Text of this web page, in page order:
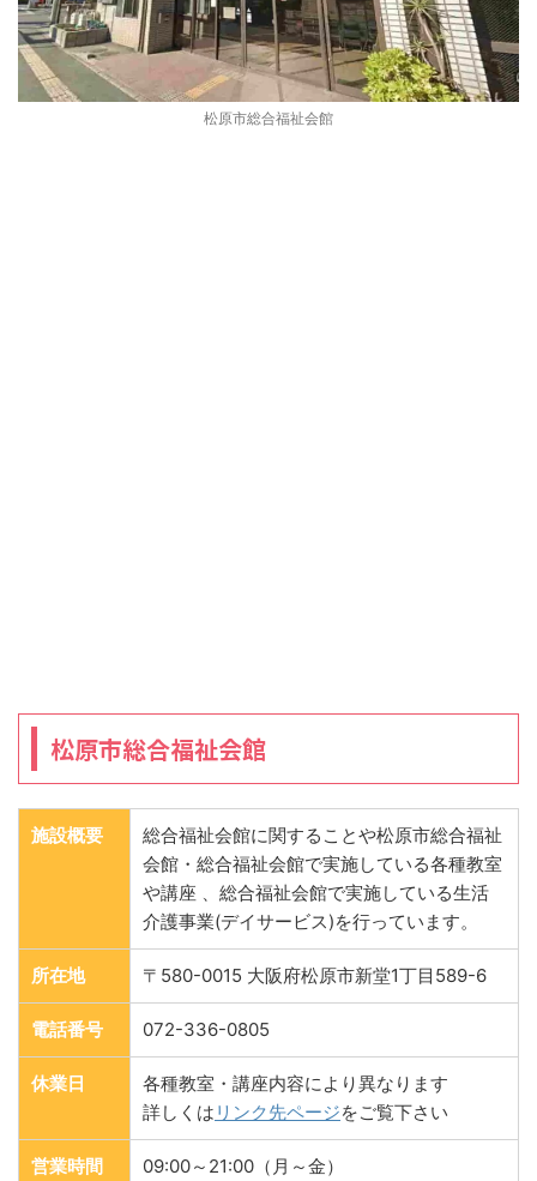
松原市総合福祉会館
松原市総合福祉会館
施設概要
総合福祉会館に関することや松原市総合福祉
会館・総合福祉会館で実施している各種教室
や講座 、総合福祉会館で実施している生活
介護事業(デイサービス)を行っています。
所在地 〒580-0015 大阪府松原市新堂1丁目589-6
電話番号 072-336-0805
休業日
各種教室・講座内容により異なります
詳しくは リンク先ページをご覧下さい
営業時間
09:00～21:00（月～金）